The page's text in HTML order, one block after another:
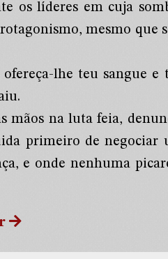
os líderes em cuja
mesmo que
lhe teu sangue e
mãos na luta feia,
primeiro de negociar
e onde nenhuma